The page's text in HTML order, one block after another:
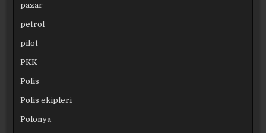
pazar
petrol
pilot
PKK
Polis
Polis ekipleri
Polonya